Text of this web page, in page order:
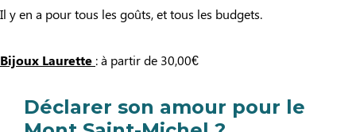
Il y en a pour tous les goûts, et tous les budgets.
Bijoux Laurette : à partir de 30,00€
Déclarer son amour pour le